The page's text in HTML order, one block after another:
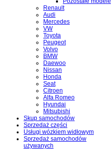
Renault
Audi
Mercedes
VW
Toyota
Peugeot
Volvo
BMW
Daewoo
Nissan
Honda
Seat
Citroen
Alfa Romeo
Hyundai
Mitsubishi
Skup samochodów
Sprzedaż części
Usługi wózkiem widłowym
Sprzedaż samochodów
używanych